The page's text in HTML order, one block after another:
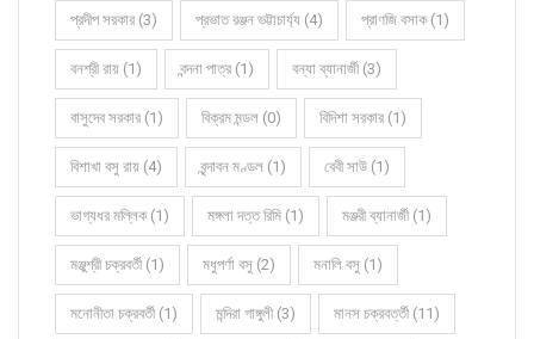
প্রদীপ সরকার (3) প্রভাত রঞ্জন ভট্টাচার্য্য (4) প্রাণজি বসাক (1)
বনশ্রী রায় (1) বন্দনা পাত্র (1) বন্যা ব্যানার্জী (3)
বাসুদেব সরকার (1) বিক্রম মন্ডল (0) বিদিশা সরকার (1)
বিশাখা বসু রায় (4) বৃন্দাবন মণ্ডল (1) বেবী সাউ (1)
ভাগ্যধর মল্লিক (1) মঙ্গলা দত্ত রিমি (1) মঞ্জরী ব্যানার্জী (1)
মঞ্জুশ্রী চক্রবর্তী (1) মধুপর্ণা বসু (2) মনালি বসু (1)
মনোনীতা চক্রবর্তী (1) মন্দিরা গাঙ্গুলী (3) মানস চক্রবর্ত্তী (11)